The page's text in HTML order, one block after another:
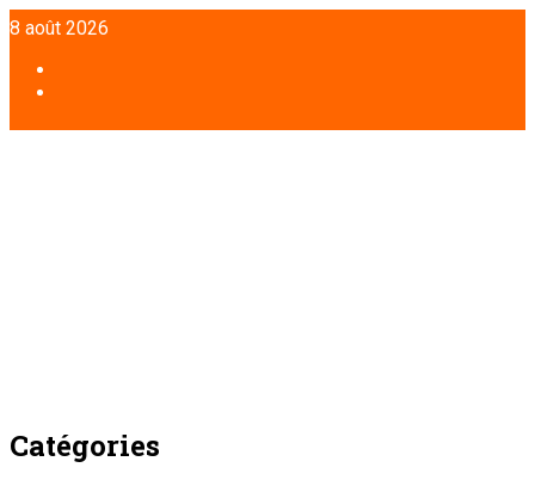
Aller
au
contenu
8 août 2026
Catégories